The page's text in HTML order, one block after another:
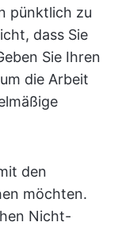
pünktlich zu
dass Sie
Sie Ihren
die Arbeit
den
möchten.
Nicht-